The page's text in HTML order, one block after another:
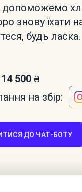
знову їхати
будь ласка.
14 500 ₴
на збір:
ДО ЧАТ-БОТУ